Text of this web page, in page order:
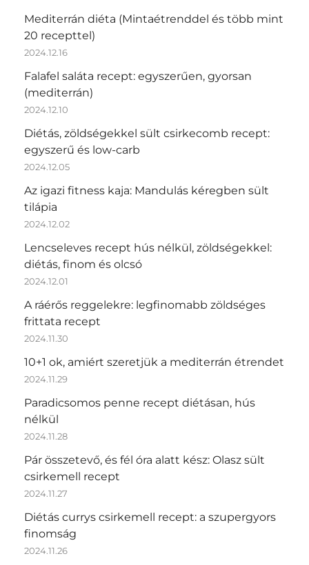
Mediterrán diéta (Mintaétrenddel és több mint
20 recepttel)
2024.12.16
Falafel saláta recept: egyszerűen, gyorsan
(mediterrán)
2024.12.10
Diétás, zöldségekkel sült csirkecomb recept:
egyszerű és low-carb
2024.12.05
Az igazi fitness kaja: Mandulás kéregben sült
tilápia
2024.12.02
Lencseleves recept hús nélkül, zöldségekkel:
diétás, finom és olcsó
2024.12.01
A ráérős reggelekre: legfinomabb zöldséges
frittata recept
2024.11.30
10+1 ok, amiért szeretjük a mediterrán étrendet
2024.11.29
Paradicsomos penne recept diétásan, hús
nélkül
2024.11.28
Pár összetevő, és fél óra alatt kész: Olasz sült
csirkemell recept
2024.11.27
Diétás currys csirkemell recept: a szupergyors
finomság
2024.11.26